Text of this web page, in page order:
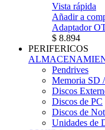
Vista rápida
Añadir a
Adaptador
$ 8.894
PERIFERICOS
Pendrives
Memoria SD
Discos
Discos de PC
Discos de
Unidades de